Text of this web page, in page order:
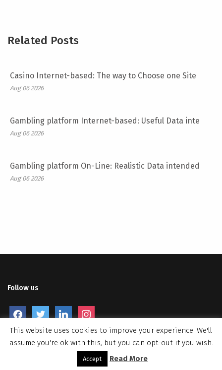
Related Posts
Casino Internet-based: The way to Choose one Site
Aug 06 2026
Gambling platform Internet-based: Useful Data inte
Aug 06 2026
Gambling platform On-Line: Realistic Data intended
Aug 06 2026
Follow us
facebooktwitter linkedininstagram
This website uses cookies to improve your experience. We'll
assume you're ok with this, but you can opt-out if you wish.
Accept Read More